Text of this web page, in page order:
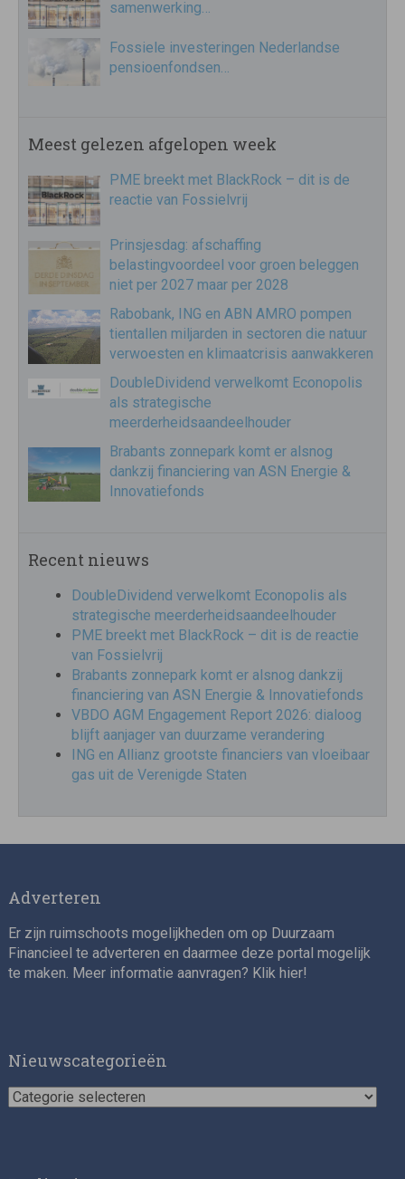
samenwerking…
Fossiele investeringen Nederlandse
pensioenfondsen…
Meest gelezen afgelopen week
PME breekt met BlackRock – dit is de
reactie van Fossielvrij
Prinsjesdag: afschaffing
belastingvoordeel voor groen beleggen
niet per 2027 maar per 2028
Rabobank, ING en ABN AMRO pompen
tientallen miljarden in sectoren die natuur
verwoesten en klimaatcrisis aanwakkeren
DoubleDividend verwelkomt Econopolis
als strategische
meerderheidsaandeelhouder
Brabants zonnepark komt er alsnog
dankzij financiering van ASN Energie &
Innovatiefonds
Recent nieuws
DoubleDividend verwelkomt Econopolis als
strategische meerderheidsaandeelhouder
PME breekt met BlackRock – dit is de reactie
van Fossielvrij
Brabants zonnepark komt er alsnog dankzij
financiering van ASN Energie & Innovatiefonds
VBDO AGM Engagement Report 2026: dialoog
blijft aanjager van duurzame verandering
ING en Allianz grootste financiers van vloeibaar
gas uit de Verenigde Staten
Adverteren
Er zijn ruimschoots mogelijkheden om op Duurzaam
Financieel te adverteren en daarmee deze portal mogelijk
te maken. Meer informatie aanvragen? Klik hier!
Nieuwscategorieën
Nieuwscategorieën